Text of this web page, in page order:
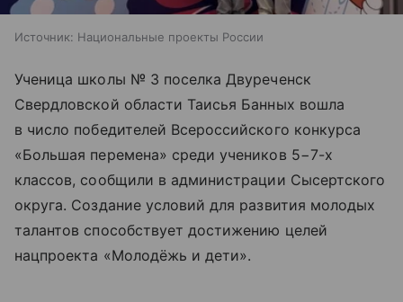
Источник: Национальные проекты России
Ученица школы № 3 поселка Двуреченск
Свердловской области Таисья Банных вошла
в число победителей Всероссийского конкурса
«Большая перемена» среди учеников 5−7-х
классов, сообщили в администрации Сысертского
округа. Создание условий для развития молодых
талантов способствует достижению целей
нацпроекта «Молодёжь и дети».